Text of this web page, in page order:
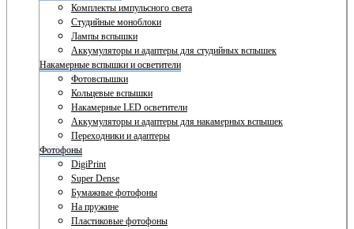
Комплекты импульсного света
Студийные моноблоки
Лампы вспышки
Аккумуляторы и адаптеры для студийных вспышек
Накамерные вспышки и осветители
Фотовспышки
Кольцевые вспышки
Накамерные LED осветители
Аккумуляторы и адаптеры для накамерных вспышек
Переходники и адаптеры
Фотофоны
DigiPrint
Super Dense
Бумажные фотофоны
На пружине
Пластиковые фотофоны